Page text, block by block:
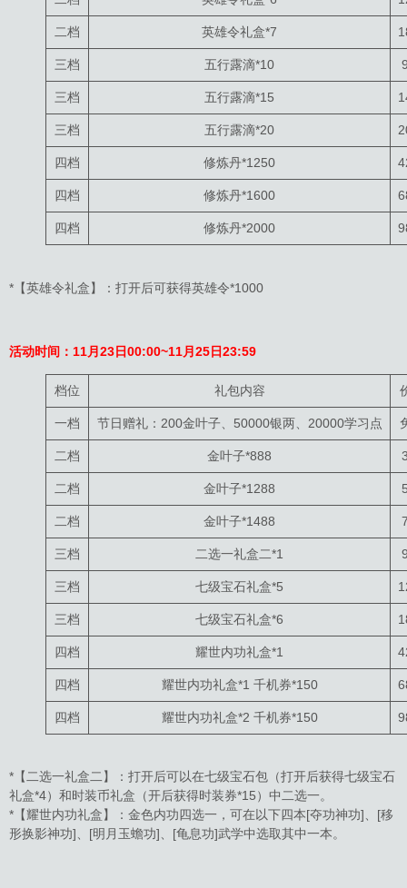
二档 英雄令礼盒*7
三档 五行露滴*10
三档 五行露滴*15
三档 五行露滴*20
四档 修炼丹*1250
四档 修炼丹*1600
四档 修炼丹*2000
*【英雄令礼盒】：打开后可获得英雄令*1000
活动时间：11月23日00:00~11月25日23:59
档位 礼包内容
一档 节日赠礼：200金叶子、50000银两、20000学习点
二档 金叶子*888
二档 金叶子*1288
二档 金叶子*1488
三档 二选一礼盒二*1
三档 七级宝石礼盒*5
三档 七级宝石礼盒*6
四档 耀世内功礼盒*1
四档 耀世内功礼盒*1 千机券*150
四档 耀世内功礼盒*2 千机券*150
*【二选一礼盒二】：打开后可以在七级宝石包（打开后获得七级宝石
礼盒*4）和时装币礼盒（开后获得时装券*15）中二选一。
*【耀世内功礼盒】：金色内功四选一，可在以下四本[夺功神功]、[移
形换影神功]、[明月玉蟾功]、[龟息功]武学中选取其中一本。